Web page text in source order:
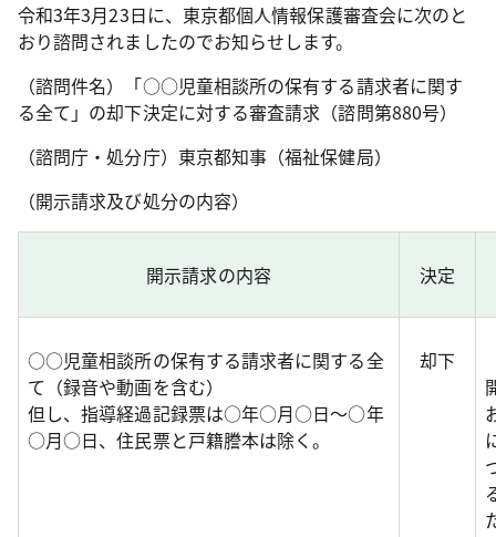
令和3年3月23日に、東京都個人情報保護審査会に次のと
おり諮問されましたのでお知らせします。
（諮問件名）「○○児童相談所の保有する請求者に関す
る全て」の却下決定に対する審査請求（諮問第880号）
（諮問庁・処分庁）東京都知事（福祉保健局）
（開示請求及び処分の内容）
開示請求の内容 決定
○○児童相談所の保有する請求者に関する全
て（録音や動画を含む）
但し、指導経過記録票は○年○月○日～○年
○月○日、住民票と戸籍謄本は除く。
却下